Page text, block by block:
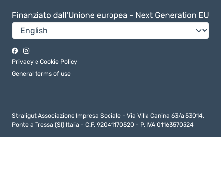
Privacy e Cookie Policy
General terms of use
Straligut Associazione Impresa Sociale - Via Villa Canina 63/a 53014,
Ponte a Tressa (SI) Italia - C.F. 92041170520 - P. IVA 01163570524